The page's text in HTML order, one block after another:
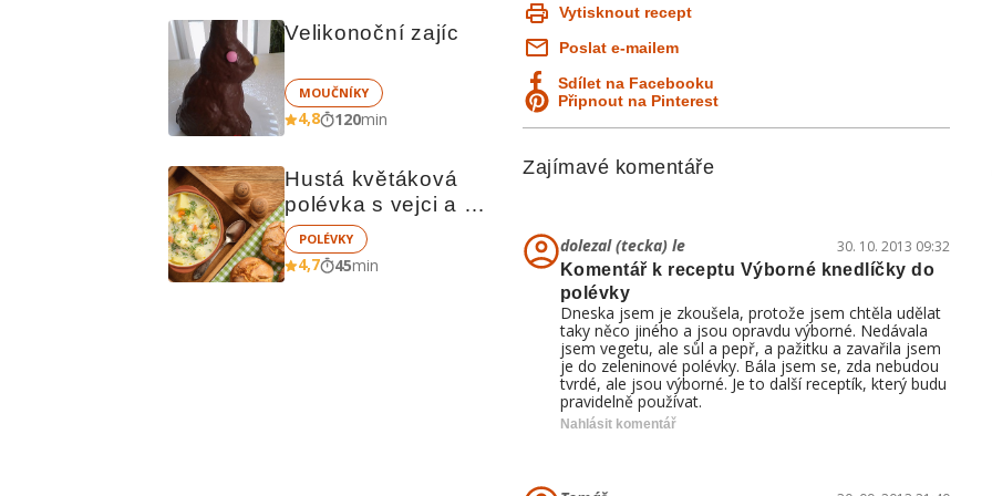
Velikonoční zajíc
MOUČNÍKY
4,8 120min
Hustá květáková
polévka s vejci a
brambory
POLÉVKY
4,7 45min
Vytisknout recept
Poslat e-mailem
Sdílet na Facebooku
Připnout na Pinterest
Zajímavé komentáře
dolezal (tecka) le
30. 10. 2013 09:32
Komentář k receptu Výborné knedlíčky do
polévky
Dneska jsem je zkoušela, protože jsem chtěla udělat
taky něco jiného a jsou opravdu výborné. Nedávala
jsem vegetu, ale sůl a pepř, a pažitku a zavařila jsem
je do zeleninové polévky. Bála jsem se, zda nebudou
tvrdé, ale jsou výborné. Je to další receptík, který budu
pravidelně používat.
Nahlásit komentář